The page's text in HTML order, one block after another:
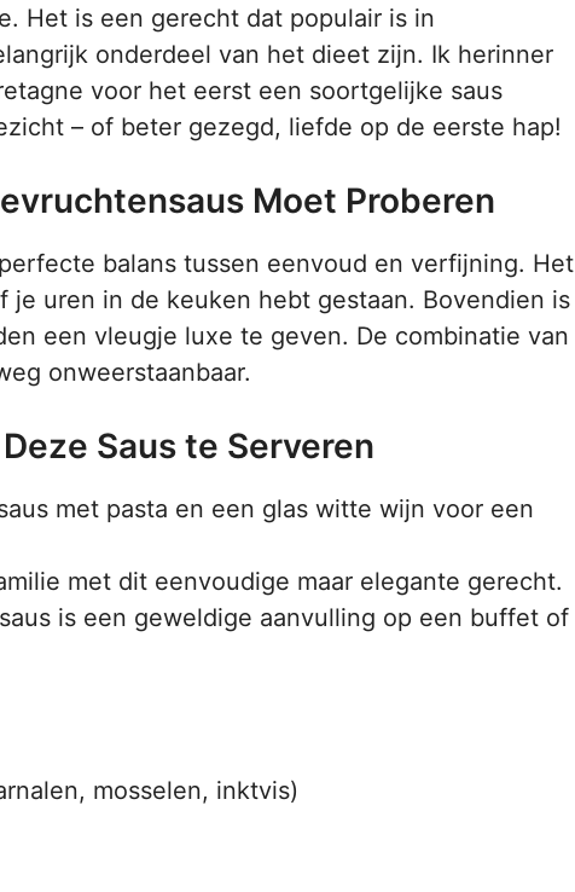
Het is een gerecht dat populair is in
onderdeel van het dieet zijn. Ik herinner
voor het eerst een soortgelijke saus
– of beter gezegd, liefde op de eerste hap!
Moet Proberen
balans tussen eenvoud en verfijning. Het
je uren in de keuken hebt gestaan. Bovendien is
een vleugje luxe te geven. De combinatie van
onweerstaanbaar.
Saus te Serveren
met pasta en een glas witte wijn voor een
met dit eenvoudige maar elegante gerecht.
is een geweldige aanvulling op een buffet of
mosselen, inktvis)